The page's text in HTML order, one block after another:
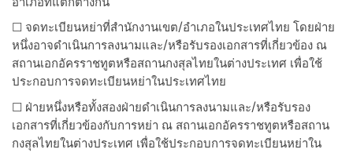
☐ จดทะเบียนหย่าที่สำนักงานเขต/อำเภอในประเทศไทย โดยฝ่าย
หนึ่งอาจดำเนินการลงนามและ/หรือรับรองเอกสารที่เกี่ยวข้อง ณ
สถานเอกอัครราชทูตหรือสถานกงสุลไทยในต่างประเทศ เพื่อใช้
ประกอบการจดทะเบียนหย่าในประเทศไทย
☐ ฝ่ายหนึ่งหรือทั้งสองฝ่ายดำเนินการลงนามและ/หรือรับรอง
เอกสารที่เกี่ยวข้องกับการหย่า ณ สถานเอกอัครราชทูตหรือสถาน
กงสุลไทยในต่างประเทศ เพื่อใช้ประกอบการจดทะเบียนหย่าใน